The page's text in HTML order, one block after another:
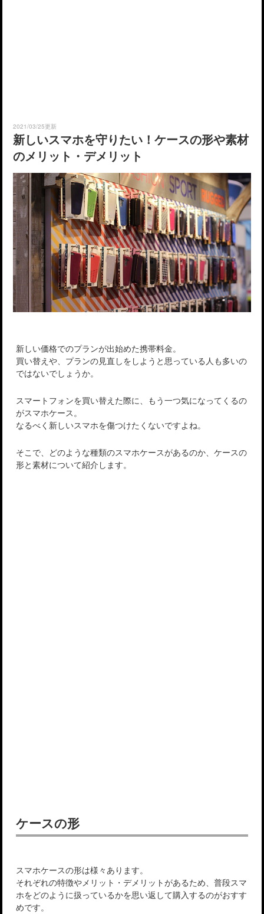
2021/03/25更新
新しいスマホを守りたい！ケースの形や素材
のメリット・デメリット
新しい価格でのプランが出始めた携帯料金。
買い替えや、プランの見直しをしようと思っている人も多いの
ではないでしょうか。
スマートフォンを買い替えた際に、もう一つ気になってくるの
がスマホケース。
なるべく新しいスマホを傷つけたくないですよね。
そこで、どのような種類のスマホケースがあるのか、ケースの
形と素材について紹介します。
ケースの形
スマホケースの形は様々あります。
それぞれの特徴やメリット・デメリットがあるため、普段スマ
ホをどのように扱っているかを思い返して購入するのがおすす
めです。